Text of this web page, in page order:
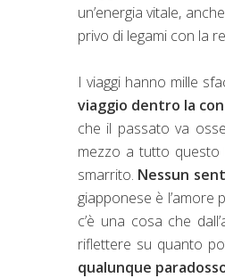
un’energia vitale,
privo di legami con la
I viaggi hanno mille
viaggio dentro la
che il passato va
mezzo a tutto questo
smarrito. Nessun
giapponese è
c’è una cosa che
riflettere su quanto
qualunque